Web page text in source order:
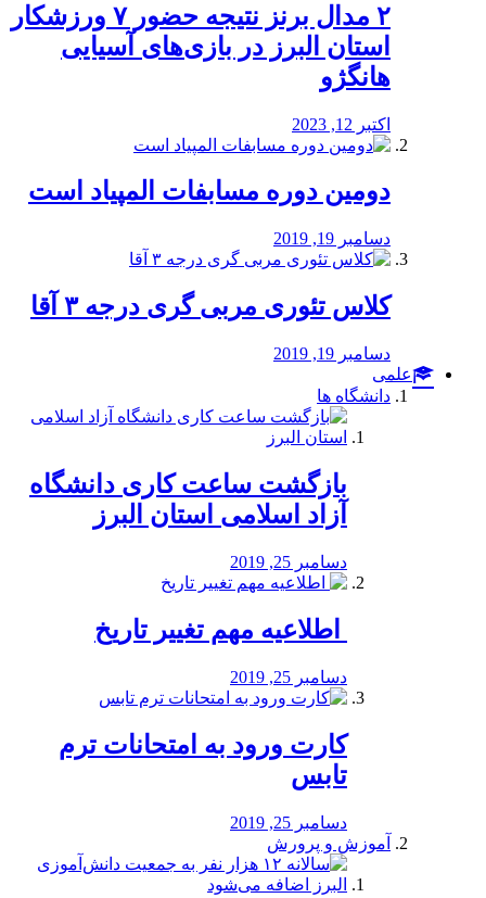
۲ مدال برنز نتیجه حضور ۷ ورزشکار
استان البرز در بازی‌های آسیایی
هانگژو
اکتبر 12, 2023
دومین دوره مسابفات المپیاد است
دسامبر 19, 2019
کلاس تئوری مربی گری درجه ۳ آقا
دسامبر 19, 2019
علمی
دانشگاه ها
بازگشت ساعت کاری دانشگاه
آزاد اسلامی استان البرز
دسامبر 25, 2019
️ اطلاعیه مهم تغییر تاریخ
دسامبر 25, 2019
کارت ورود به امتحانات ترم
تابس
دسامبر 25, 2019
آموزش و پرورش